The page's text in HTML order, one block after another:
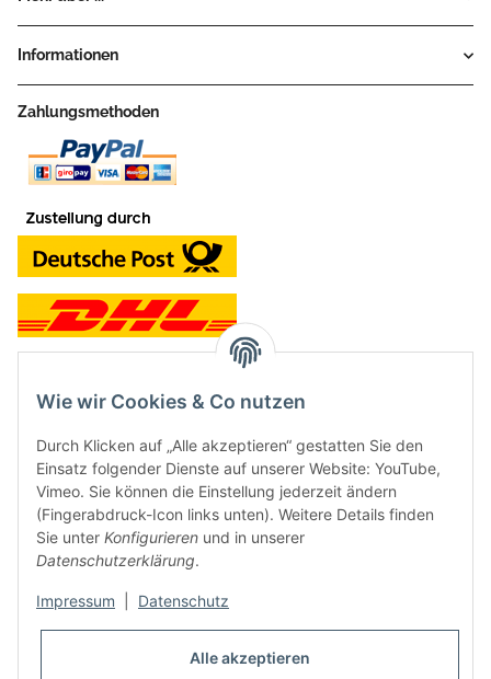
Informationen
Zahlungsmethoden
Neben dem Onlineshop haben wir ein Ladengeschäft in Hütten:
Frontline Games
Färbereiweg 3A
24358 Hütten
Oder mit Terminvereinbarung
Wie wir Cookies & Co nutzen
Durch Klicken auf „Alle akzeptieren“ gestatten Sie den
Einsatz folgender Dienste auf unserer Website: YouTube,
Vimeo. Sie können die Einstellung jederzeit ändern
(Fingerabdruck-Icon links unten). Weitere Details finden
Sie unter Konfigurieren und in unserer
Datenschutzerklärung.
Impressum Datenschutz
Alle akzeptieren